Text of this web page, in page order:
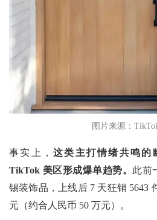
图片来源：
事实上，这类主打情绪共鸣的
TikTok 美区形成爆单趋势。 此前
锡装饰品，上线后 7 天狂销 5643
元（约合人民币 50 万元）。